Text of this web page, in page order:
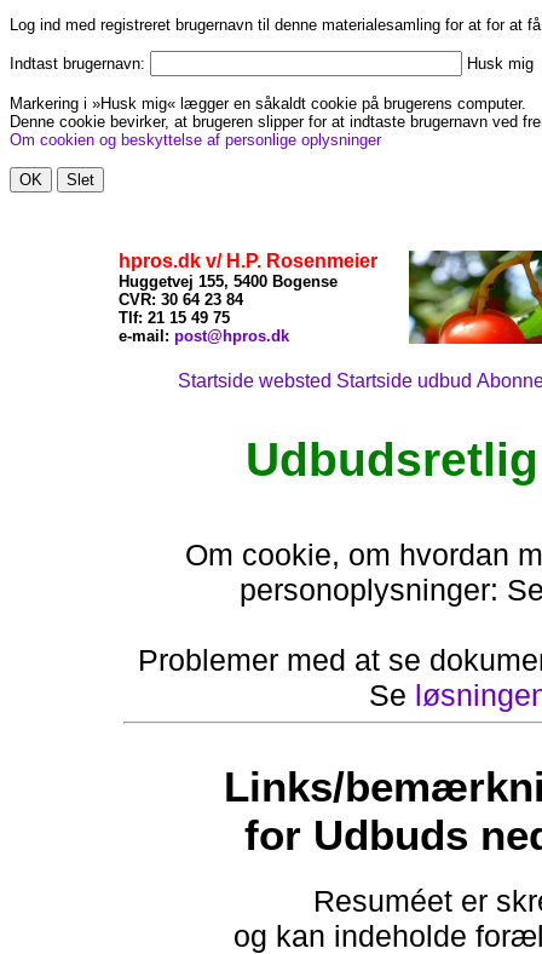
Log ind med registreret brugernavn til denne materialesamling for at for at
Indtast brugernavn: Husk mig
Markering i »Husk mig« lægger en såkaldt cookie på brugerens computer.
Denne cookie bevirker, at brugeren slipper for at indtaste brugernavn ved
Om cookien og beskyttelse af personlige oplysninger
hpros.dk v/ H.P. Rosenmeier
Huggetvej 155, 5400 Bogense
CVR: 30 64 23 84
Tlf: 21 15 49 75
e-mail: post@hpros.dk
Startside websted Startside udbud
Om cookie, om hvordan
personoplysninger:
Problemer med at se
Se
Links/
for Udbuds
Resuméet er
og kan indeholde